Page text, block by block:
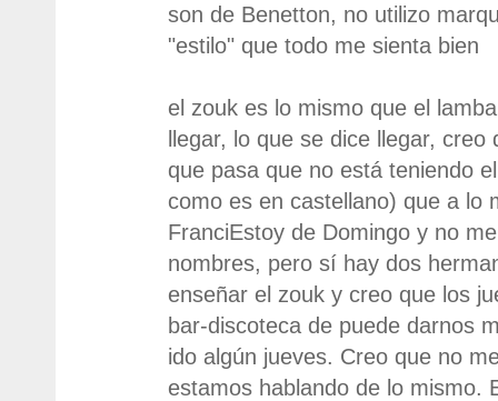
son de Benetton, no utilizo
"estilo" que todo me sienta bien
el zouk es lo mismo que el
llegar, lo que se dice llegar,
que pasa que no está teniendo
como es en castellano) que a lo
FranciEstoy de Domingo y no
nombres, pero sí hay dos
enseñar el zouk y creo que los
bar-discoteca de puede darnos
ido algún jueves. Creo que no
estamos hablando de lo mismo.